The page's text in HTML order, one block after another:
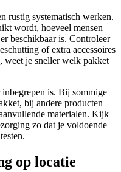
rustig systematisch werken.
wordt, hoeveel mensen
beschikbaar is. Controleer
of extra accessoires
weet je sneller welk pakket
is. Bij sommige
bij andere producten
materialen. Kijk
zo dat je voldoende
op locatie